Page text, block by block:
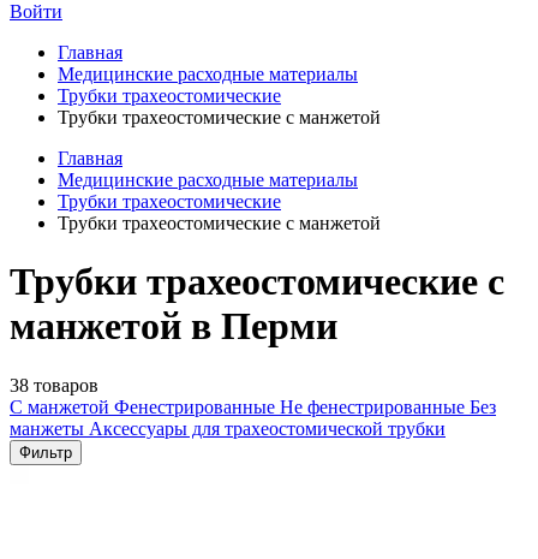
Войти
Главная
Медицинские расходные материалы
Трубки трахеостомические
Трубки трахеостомические с манжетой
Главная
Медицинские расходные материалы
Трубки трахеостомические
Трубки трахеостомические с манжетой
Трубки трахеостомические с
манжетой в Перми
38 товаров
С манжетой Фенестрированные Не фенестрированные Без
манжеты Аксессуары для трахеостомической трубки
Фильтр